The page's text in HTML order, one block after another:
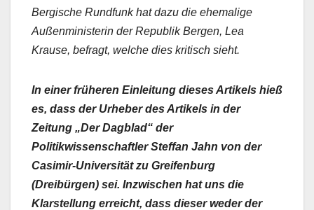
Bergische Rundfunk hat dazu die ehemalige
Außenministerin der Republik Bergen, Lea
Krause, befragt, welche dies kritisch sieht.
In einer früheren Einleitung dieses Artikels hieß
es, dass der Urheber des Artikels in der
Zeitung „Der Dagblad“ der
Politikwissenschaftler Steffan Jahn von der
Casimir-Universität zu Greifenburg
(Dreibürgen) sei. Inzwischen hat uns die
Klarstellung erreicht, dass dieser weder der